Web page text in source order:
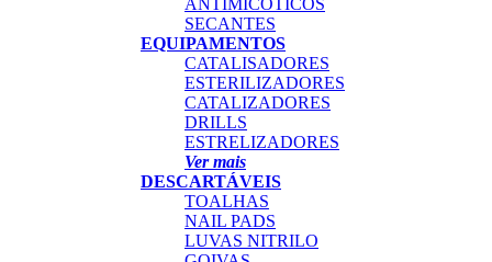
SECANTES
EQUIPAMENTOS
CATALISADORES
ESTERILIZADORES
CATALIZADORES
DRILLS
ESTRELIZADORES
Ver mais
DESCARTÁVEIS
TOALHAS
NAIL PADS
LUVAS NITRILO